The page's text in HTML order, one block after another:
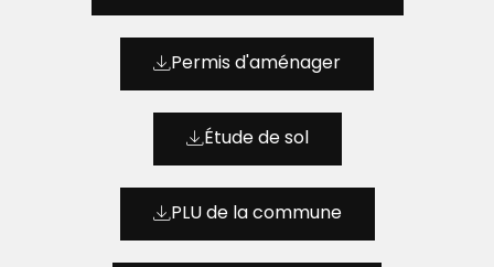
Permis d'aménager
Étude de sol
PLU de la commune